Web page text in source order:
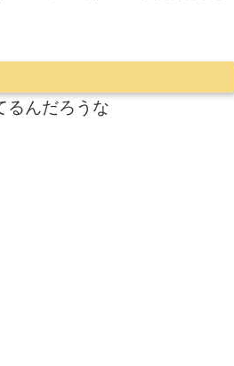
るんだろうな